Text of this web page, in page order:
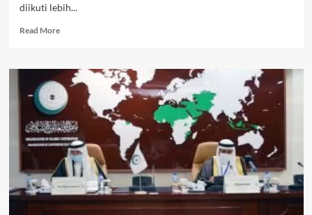
diikuti lebih...
Read MoreRead
PRODUK
Kosmetik
Indonesia
Berpotensi
Tembus
Pasar
Kazakhstan